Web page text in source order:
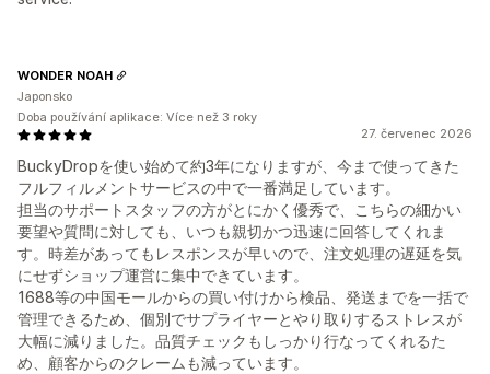
27. červenec 2026
BuckyDropを使い始めて約3年になりますが、今まで使ってきた
フルフィルメントサービスの中で一番満足しています。
担当のサポートスタッフの方がとにかく優秀で、こちらの細かい
要望や質問に対しても、いつも親切かつ迅速に回答してくれま
す。時差があってもレスポンスが早いので、注文処理の遅延を気
にせずショップ運営に集中できています。
1688等の中国モールからの買い付けから検品、発送までを一括で
管理できるため、個別でサプライヤーとやり取りするストレスが
大幅に減りました。品質チェックもしっかり行なってくれるた
め、顧客からのクレームも減っています。
WONDER NOAH
Japonsko
Doba používání aplikace: Více než 3 roky